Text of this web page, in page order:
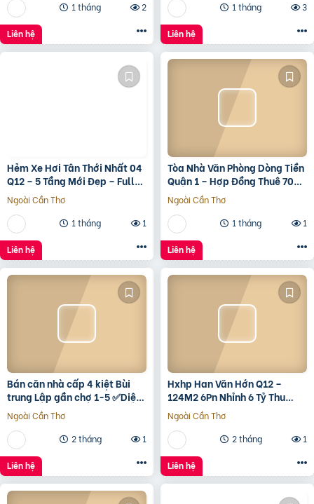
1 tháng
2
Liên hệ
1 tháng
3
Liên hệ
Hẻm Xe Hơi Tân Thới Nhất 04
Q12 – 5 Tầng Mới Đẹp – Full
Nội Thất – Giá 7.3 Tỷ
Ngoài Cần Thơ
1 tháng
1
Liên hệ
Tòa Nhà Văn Phòng Dòng Tiền
Quận 1 – Hợp Đồng Thuê 700
Triệu/Tháng – 490 Tỷ
Ngoài Cần Thơ
1 tháng
1
Liên hệ
Bán căn nhà cấp 4 kiệt Bùi
trung Lập gần chợ 1-5 ✅Diện
tích 5*22 ✅Hướng Tây Bắc
✅Đường oto thông
Ngoài Cần Thơ
2 tháng
1
Liên hệ
Hxhp Han Văn Hớn Q12 –
124M2 6Pn Nhỉnh 6 Tỷ Thu
15Tr/Tháng
Ngoài Cần Thơ
2 tháng
1
Liên hệ